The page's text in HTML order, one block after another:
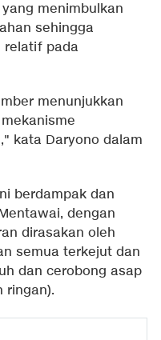
menimbulkan
sehingga
relatif pada
menunjukkan
kata Daryono dalam
berdampak dan
dengan
dirasakan oleh
semua terkejut dan
dan cerobong asap
ringan).